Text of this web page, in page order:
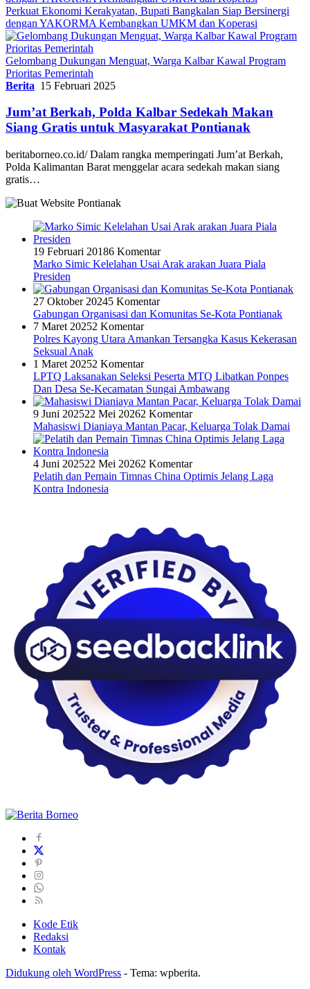
Perkuat Ekonomi Kerakyatan, Bupati Bangkalan Siap Bersinergi
dengan YAKORMA Kembangkan UMKM dan Koperasi
Gelombang Dukungan Menguat, Warga Kalbar Kawal Program
Prioritas Pemerintah
Berita 15 Februari 2025
Jum’at Berkah, Polda Kalbar Sedekah Makan
Siang Gratis untuk Masyarakat Pontianak
beritaborneo.co.id/ Dalam rangka memperingati Jum’at Berkah,
Polda Kalimantan Barat menggelar acara sedekah makan siang
gratis…
19 Februari 20186 Komentar
Marko Simic Kelelahan Usai Arak arakan Juara Piala
Presiden
27 Oktober 20245 Komentar
Gabungan Organisasi dan Komunitas Se-Kota Pontianak
7 Maret 20252 Komentar
Polres Kayong Utara Amankan Tersangka Kasus Kekerasan
Seksual Anak
1 Maret 20252 Komentar
LPTQ Laksanakan Seleksi Peserta MTQ Libatkan Ponpes
Dan Desa Se-Kecamatan Sungai Ambawang
9 Juni 202522 Mei 20262 Komentar
Mahasiswi Dianiaya Mantan Pacar, Keluarga Tolak Damai
4 Juni 202522 Mei 20262 Komentar
Pelatih dan Pemain Timnas China Optimis Jelang Laga
Kontra Indonesia
Kode Etik
Redaksi
Kontak
Didukung oleh WordPress - Tema: wpberita.